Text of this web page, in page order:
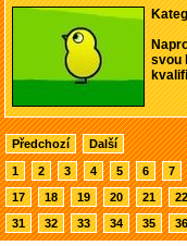
svou
Předchozí Další
1 2 3 4 5 6
7
17
18 19 20 21
22
31
32 33 34 35 36